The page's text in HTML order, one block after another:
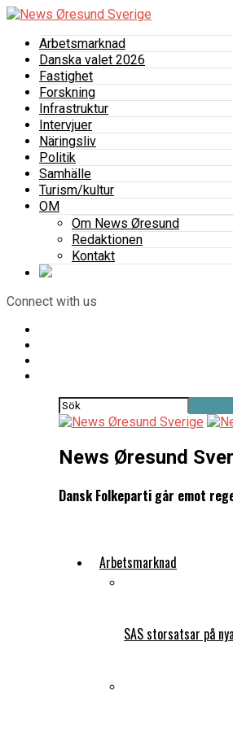
Arbetsmarknad
Danska valet 2026
Fastighet
Forskning
Infrastruktur
Intervjuer
Näringsliv
Politik
Samhälle
Turism/kultur
OM
Om News Øresund
Redaktionen
Kontakt
Connect with us
News Øresund
Dansk Folkeparti går emot
Arbetsmarknad
SAS storsatsar på